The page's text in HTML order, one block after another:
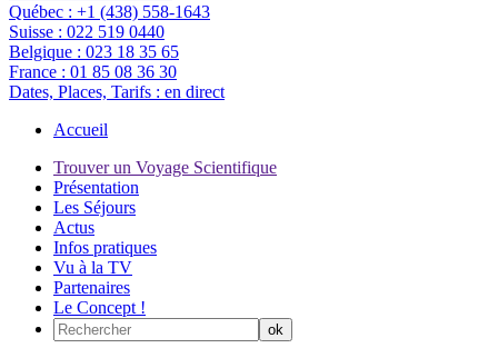
Québec : +1 (438) 558-1643
Suisse : 022 519 0440
Belgique : 023 18 35 65
France : 01 85 08 36 30
Dates, Places, Tarifs : en direct
Accueil
Trouver un Voyage Scientifique
Présentation
Les Séjours
Actus
Infos pratiques
Vu à la TV
Partenaires
Le Concept !